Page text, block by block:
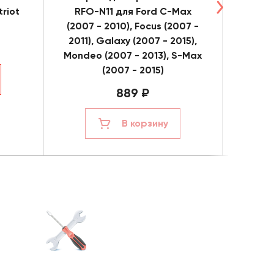
RFO-N11 для Ford C-Max
(2007 - 2010), Focus (2007 -
2011), Galaxy (2007 - 2015),
Mondeo (2007 - 2013), S-Max
(2007 - 2015)
889 ₽
В корзину